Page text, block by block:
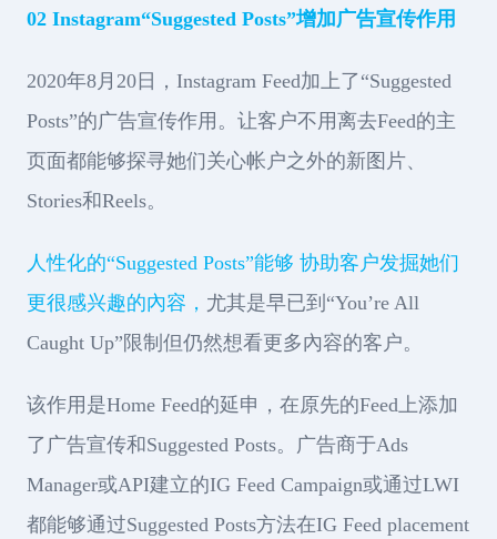
02 Instagram“Suggested Posts”增加广告宣传作用
2020年8月20日，Instagram Feed加上了“Suggested
Posts”的广告宣传作用。让客户不用离去Feed的主
页面都能够探寻她们关心帐户之外的新图片、
Stories和Reels。
人性化的“Suggested Posts”能够 协助客户发掘她们
更很感兴趣的內容， 尤其是早已到“You’re All
Caught Up”限制但仍然想看更多內容的客户。
该作用是Home Feed的延申，在原先的Feed上添加
了广告宣传和Suggested Posts。广告商于Ads
Manager或API建立的IG Feed Campaign或通过LWI
都能够通过Suggested Posts方法在IG Feed placement